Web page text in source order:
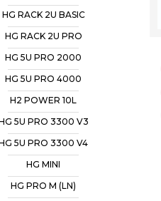
HG RACK 2U BASIC
HG 5U PRO 2000
HG RACK 2U PRO
HG 5U PRO 4000
H2 POWER 10L
5U PRO 3300 V3
5U PRO 3300 V4
HG MINI
HG PRO M (LN)